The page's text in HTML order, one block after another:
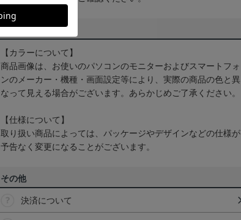
商品について
【カラーについて】
商品画像は、お使いのパソコンのモニターおよびスマートフォ
ンのメーカー・機種・画面設定等により、実際の商品の色と異
なって見える場合がございます。あらかじめご了承ください。
【仕様について】
取り扱い商品によっては、パッケージやデザインなどの仕様が
予告なく変更になることがございます。
その他
決済について